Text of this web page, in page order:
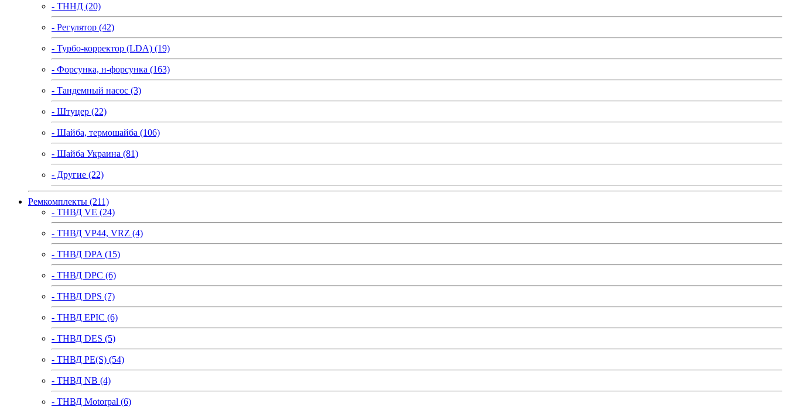
- ТННД (20)
- Регулятор (42)
- Турбо-корректор (LDA) (19)
- Форсунка, н-форсунка (163)
- Тандемный насос (3)
- Штуцер (22)
- Шайба, термошайба (106)
- Шайба Украина (81)
- Другие (22)
Ремкомплекты (211)
- ТНВД VE (24)
- ТНВД VP44, VRZ (4)
- ТНВД DPA (15)
- ТНВД DPC (6)
- ТНВД DPS (7)
- ТНВД EPIC (6)
- ТНВД DES (5)
- ТНВД PE(S) (54)
- ТНВД NB (4)
- ТНВД Motorpal (6)